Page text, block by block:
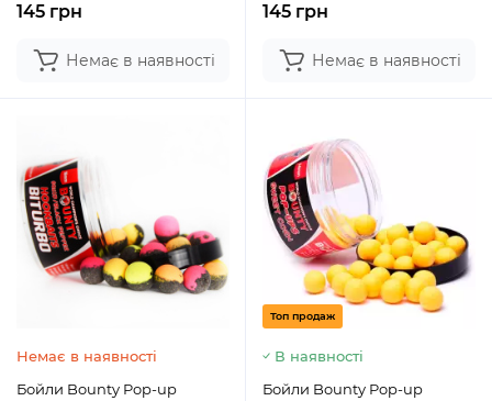
145 грн
Немає в наявності
145 грн
Немає в наявності
Немає в наявності
Бойли Bounty Pop-up
Топ продаж
В наявності
Бойли Bounty Pop-up